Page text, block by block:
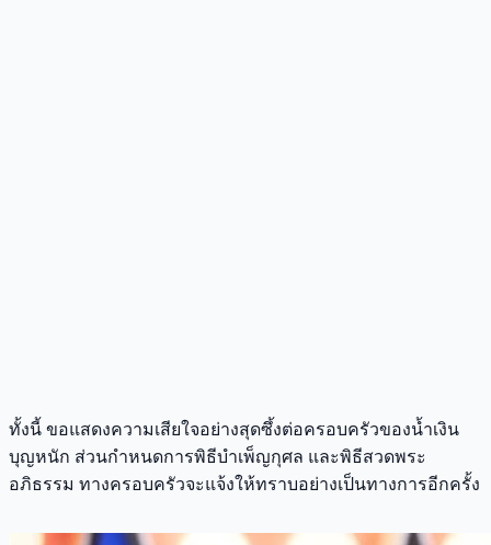
ทั้งนี้ ขอแสดงความเสียใจอย่างสุดซึ้งต่อครอบครัวของน้ำเงิน
บุญหนัก ส่วนกำหนดการพิธีบำเพ็ญกุศล และพิธีสวดพระ
อภิธรรม ทางครอบครัวจะแจ้งให้ทราบอย่างเป็นทางการอีกครั้ง